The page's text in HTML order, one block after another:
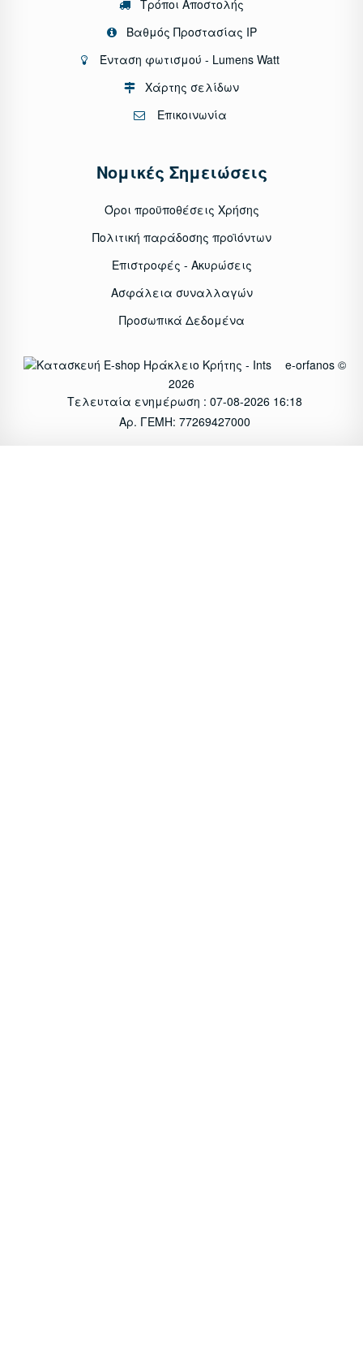
Τρόποι Αποστολής
Βαθμός Προστασίας IP
Ένταση φωτισμού - Lumens Watt
Χάρτης σελίδων
Επικοινωνία
Νομικές Σημειώσεις
Όροι προϋποθέσεις Χρήσης
Πολιτική παράδοσης προϊόντων
Επιστροφές - Ακυρώσεις
Ασφάλεια συναλλαγών
Προσωπικά Δεδομένα
e-orfanos ©
2026
Τελευταία ενημέρωση : 07-08-2026 16:18
Αρ. ΓΕΜΗ: 77269427000